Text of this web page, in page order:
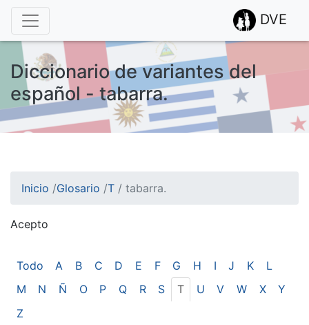
DVE
Diccionario de variantes del
español - tabarra.
Inicio /Glosario /T / tabarra.
Acepto
Todo A B C D E F G H I J K
L
M
N Ñ O P Q R S T U V W X
Y
Z